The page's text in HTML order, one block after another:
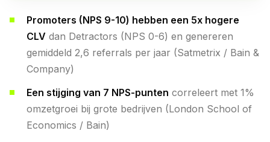
Promoters (NPS 9-10) hebben een 5x hogere
CLV dan Detractors (NPS 0-6) en genereren
gemiddeld 2,6 referrals per jaar (Satmetrix / Bain &
Company)
Een stijging van 7 NPS-punten correleert met 1%
omzetgroei bij grote bedrijven (London School of
Economics / Bain)